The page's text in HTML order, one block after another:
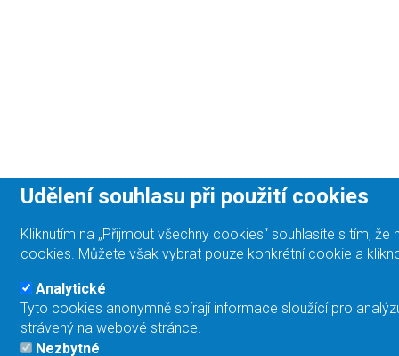
Udělení souhlasu při použití cookies
Kliknutím na „Přijmout všechny cookies“ souhlasíte s tím,
cookies. Můžete však vybrat pouze konkrétní cookie a
Analytické
Tyto cookies anonymně sbírají informace sloužící pro
strávený na webové stránce.
Nezbytné